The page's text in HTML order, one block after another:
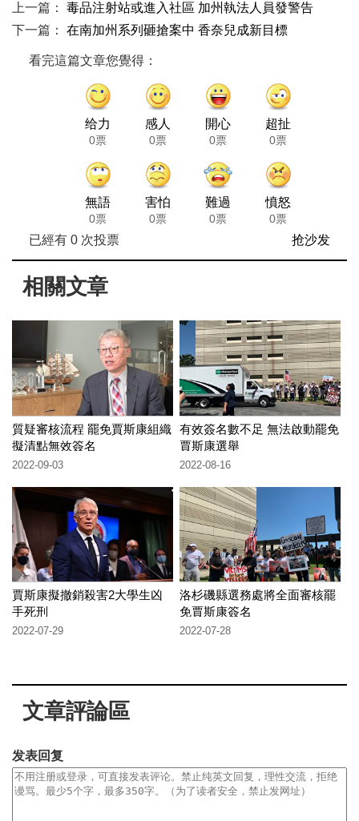
上一篇：
毒品注射站或進入社區 加州執法人員發警告
下一篇：
在南加州系列砸搶案中 香奈兒成新目標
看完這篇文章您覺得：
给力
0票
感人
0票
開心
0票
超扯
0票
無語
0票
害怕
0票
難過
0票
憤怒
0票
已經有 0次投票 抢沙发
相關文章
質疑審核流程 罷免賈斯康組織
擬清點無效簽名
2022-09-03
有效簽名數不足 無法啟動罷免
賈斯康選舉
2022-08-16
賈斯康擬撤銷殺害2大學生凶
手死刑
2022-07-29
洛杉磯縣選務處將全面審核罷
免賈斯康簽名
2022-07-28
文章評論區
发表回复